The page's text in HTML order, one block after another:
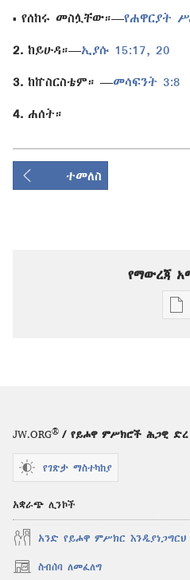
▪ የሰከሩ መስሏቸው።—የሐዋርያት
2. ከይሁዳ።—ኢያሱ 15:17, 20
3. ከኵስርስቴም። —መሳፍንት 3:8
4. ሐሰት።
ተመለስ
የማውረጃ
JW.ORG® / የይሖዋ ምሥክሮች ሕጋዊ ድረ
የገጽታ ማስተካከያ
አቋራጭ ሊንኮች
አንድ የይሖዋ ምሥክር እንዲያነጋግርህ
ስብሰባ ለመፈለግ
(አዲስ